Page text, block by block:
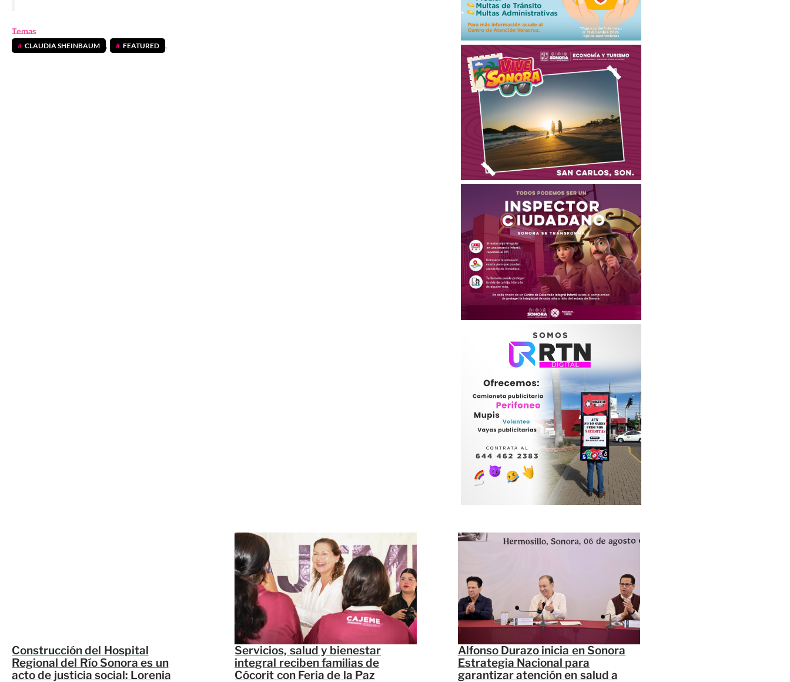
Temas
CLAUDIA SHEINBAUM , FEATURED ,
Construcción del Hospital
Regional del Río Sonora es un
acto de justicia social: Lorenia
Servicios, salud y bienestar
integral reciben familias de
Cócorit con Feria de la Paz
Alfonso Durazo inicia en Sonora
Estrategia Nacional para
garantizar atención en salud a